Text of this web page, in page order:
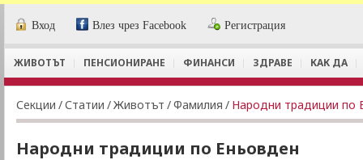
Вход Влез чрез Facebook Регистрация
ЖИВОТЪТ ПЕНСИОНИРАНЕ ФИНАНСИ ЗДРАВЕ КАК ДА
Секции /Статии /Животът /Фамилия / Народни традиции по
Народни традиции по Еньовден